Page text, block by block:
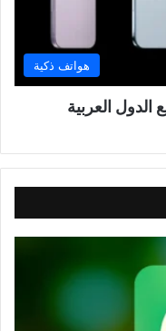
هواتف ذكية